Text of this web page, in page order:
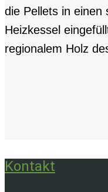
die Pellets in einen
Heizkessel
regionalem Holz
Kontakt